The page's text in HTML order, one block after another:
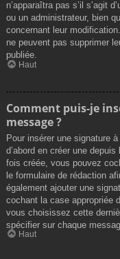
n’apparaîtra pas s’il s’agit
ou un administrateur, bien
concernant leur
ne peuvent pas supprimer
publiée.
Haut
Comment puis-je
message ?
Pour insérer une signature
d’abord en créer une
fois créée, vous pouvez
le formulaire de rédaction
également ajouter une
cochant la case appropriée
vous choisissez cette
spécifier sur chaque
Haut